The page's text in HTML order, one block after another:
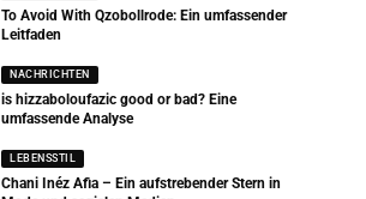
To Avoid With Qzobollrode: Ein umfassender
Leitfaden
NACHRICHTEN
is hizzaboloufazic good or bad? Eine
umfassende Analyse
LEBENSSTIL
Chani Inéz Afia – Ein aufstrebender Stern in